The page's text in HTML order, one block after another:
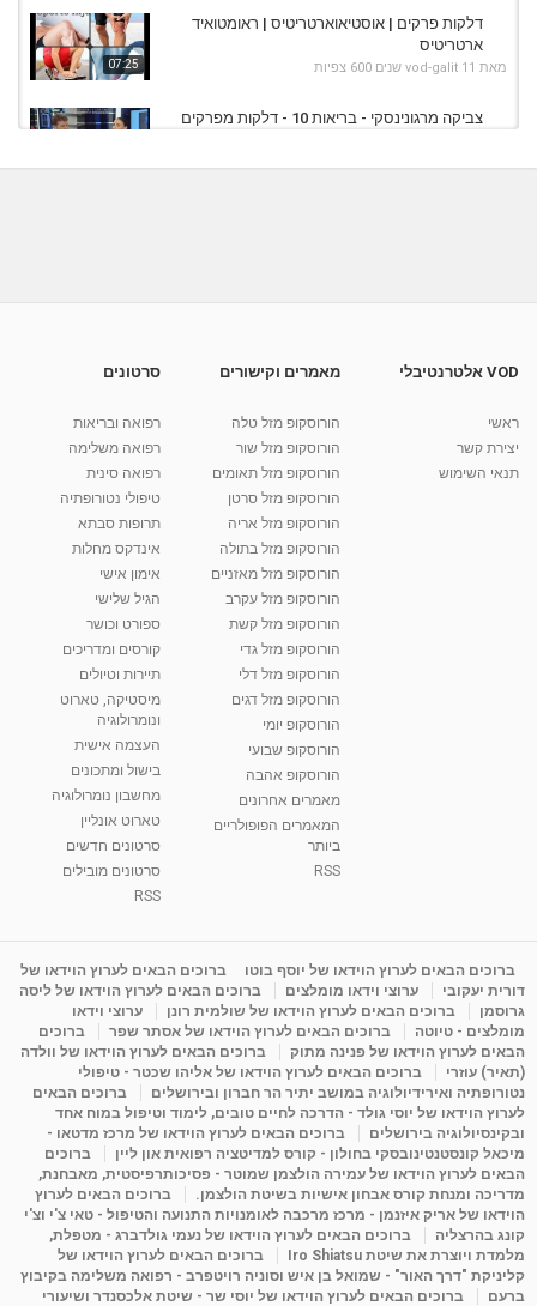
07:25
דלקות פרקים | אוסטיאוארטריטיס | ראומטואיד
ארטריטיס
מאת vod-galit 11 שנים 600 צפיות
צביקה מרגונינסקי - בריאות 10 - דלקות מפרקים
מאת vod-galit 9 שנים
10:17
קרין גורן - העוגה המתגלצ’ת ללא קמח
38.5k צפיות
01:37
יוסי שר - מתמחה בשיטת אלכסנדר וטאי צ'י
2,734 צפיות
01:46
רנה רז-גילו -טיפול אנרגטי ויעוץ רוחני - נומרולוגית
2,309 צפיות
05:37
סודות בתאריך הלידה, משמעות חודש הלידה -
ינואר זינה ליבשיץ נומרולוגית
ליסה גרוסמן - המרכז לאימון התנהגותי - קשב
09:12
מדיטציה בדמיון מודרך - היכרות עם האני הפנימי
מאת admin 11 שנים 3,644 צפיות
פנינה מתוק - מרכז "נתיב הלב" בהרצליה-
מדיטציה-התחדשות
Shahar-vod
VOD אלטרנטיבלי
ראשי
יצירת קשר
תנאי השימוש
מאמרים וקישורים
הורוסקופ מזל טלה
הורוסקופ מזל שור
הורוסקופ מזל תאומים
הורוסקופ מזל סרטן
הורוסקופ מזל אריה
הורוסקופ מזל בתולה
הורוסקופ מזל מאזניים
הורוסקופ מזל עקרב
הורוסקופ מזל קשת
הורוסקופ מזל גדי
הורוסקופ מזל דלי
הורוסקופ מזל דגים
הורוסקופ יומי
הורוסקופ שבועי
הורוסקופ אהבה
מאמרים אחרונים
המאמרים הפופולריים
ביותר
RSS
סרטונים
רפואה ובריאות
רפואה משלימה
רפואה סינית
טיפולי נטורופתיה
תרופות סבתא
אינדקס מחלות
אימון אישי
הגיל שלישי
ספורט וכושר
קורסים ומדריכים
תיירות וטיולים
מיסטיקה, טארוט
ונומרולוגיה
העצמה אישית
בישול ומתכונים
מחשבון נומרולוגיה
טארוט אונליין
סרטונים חדשים
סרטונים מובילים
RSS
ברוכים הבאים לערוץ הוידאו של יוסף בוטו
ברוכים הבאים לערוץ הוידאו של
דורית יעקובי
ערוצי וידאו מומלצים
ברוכים הבאים לערוץ הוידאו של ליסה
גרוסמן
ברוכים הבאים לערוץ הוידאו של שולמית רונן
ערוצי וידאו
מומלצים - טיוטה
ברוכים הבאים לערוץ הוידאו של אסתר שפר
ברוכים
הבאים לערוץ הוידאו של פנינה מתוק
ברוכים הבאים לערוץ הוידאו של וולדה
(תאיר) עוזרי
ברוכים הבאים לערוץ הוידאו של אליהו שכטר - טיפולי
נטורופתיה ואירידיולוגיה במושב יתיר הר חברון ובירושלים
ברוכים הבאים
לערוץ הוידאו של יוסי גולד - הדרכה לחיים טובים, לימוד וטיפול במוח אחד
ובקינסיולוגיה בירושלים
ברוכים הבאים לערוץ הוידאו של מרכז מדטאו -
מיכאל קונסטנטינובסקי בחולון - קורס למדיטציה רפואית און ליין
ברוכים
הבאים לערוץ הוידאו של עמירה הולצמן שמוטר - פסיכותרפיסטית, מאבחנת,
מדריכה ומנחת קורס אבחון אישיות בשיטת הולצמן.
ברוכים הבאים לערוץ
הוידאו של אריק איזנמן - מרכז מרכבה לאומנויות התנועה והטיפול - טאי צ'י וצ'י
קונג בהרצליה
ברוכים הבאים לערוץ הוידאו של נעמי גולדברג - מטפלת,
מלמדת ויוצרת את שיטת Iro Shiatsu
ברוכים הבאים לערוץ הוידאו של
קליניקת "דרך האור" - שמואל בן איש וסוניה רויטפרב - רפואה משלימה בקיבוץ
ברעם
ברוכים הבאים לערוץ הוידאו של יוסי שר - שיטת אלכסנדר ושיעורי